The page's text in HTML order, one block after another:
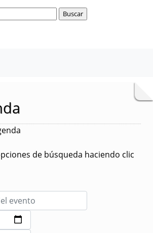
de búsqueda haciendo clic